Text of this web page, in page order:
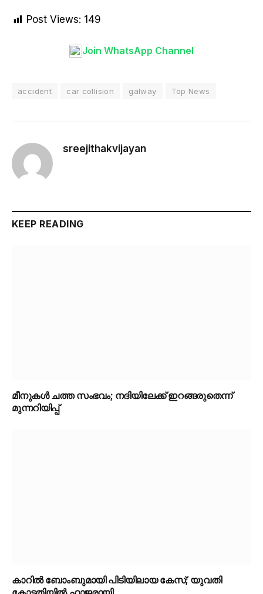
Post Views: 149
Join WhatsApp Channel
accident car collision galway Top News
sreejithakvijayan
KEEP READING
മീനുകൾ ചത്ത സംഭവം; നദിയിലേക്ക് ഇറങ്ങരുതെന്ന്
മുന്നറിയിപ്പ്
കാറിൽ ബോംബുമായി പിടിയിലായ കേസ്; യുവതി